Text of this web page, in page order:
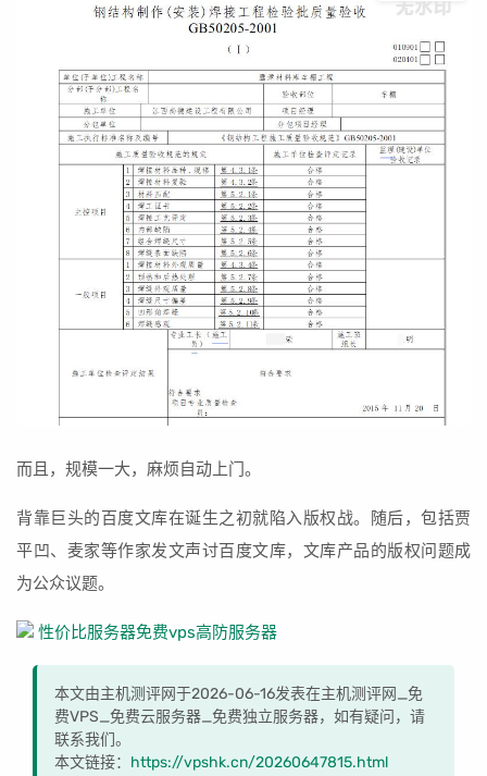
而且，规模一大，麻烦自动上门。
背靠巨头的百度文库在诞生之初就陷入版权战。随后，包括贾
平凹、麦家等作家发文声讨百度文库，文库产品的版权问题成
为公众议题。
性价比服务器免费vps高防服务器
本文由主机测评网于2026-06-16发表在主机测评网_免
费VPS_免费云服务器_免费独立服务器，如有疑问，请
联系我们。
本文链接： https://vpshk.cn/20260647815.html